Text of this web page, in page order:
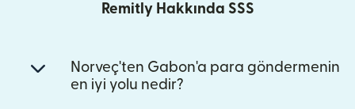
Remitly Hakkında SSS
Norveç'ten Gabon'a para göndermenin
en iyi yolu nedir?